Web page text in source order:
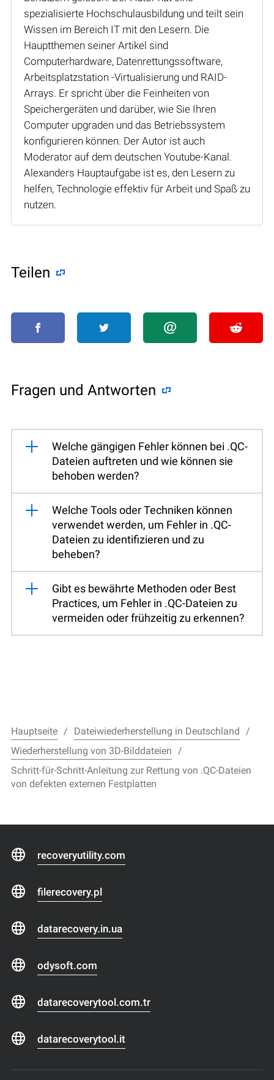
spezialisierte Hochschulausbildung und teilt sein
Wissen im Bereich IT mit den Lesern. Die
Hauptthemen seiner Artikel sind
Computerhardware, Datenrettungssoftware,
Arbeitsplatzstation -Virtualisierung und RAID-
Arrays. Er spricht über die Feinheiten von
Speichergeräten und darüber, wie Sie Ihren
Computer upgraden und das Betriebssystem
konfigurieren können. Der Autor ist auch
Moderator auf dem deutschen Youtube-Kanal.
Alexanders Hauptaufgabe ist es, den Lesern zu
helfen, Technologie effektiv für Arbeit und Spaß zu
nutzen.
Teilen
Fragen und Antworten
Welche gängigen Fehler können bei .QC-
Dateien auftreten und wie können sie
behoben werden?
Welche Tools oder Techniken können
verwendet werden, um Fehler in .QC-
Dateien zu identifizieren und zu
beheben?
Gibt es bewährte Methoden oder Best
Practices, um Fehler in .QC-Dateien zu
vermeiden oder frühzeitig zu erkennen?
Hauptseite
Dateiwiederherstellung in Deutschland
Wiederherstellung von 3D-Bilddateien
Schritt-für-Schritt-Anleitung zur Rettung von .QC-Dateien
von defekten externen Festplatten
recoveryutility.com
filerecovery.pl
datarecovery.in.ua
odysoft.com
datarecoverytool.com.tr
datarecoverytool.it